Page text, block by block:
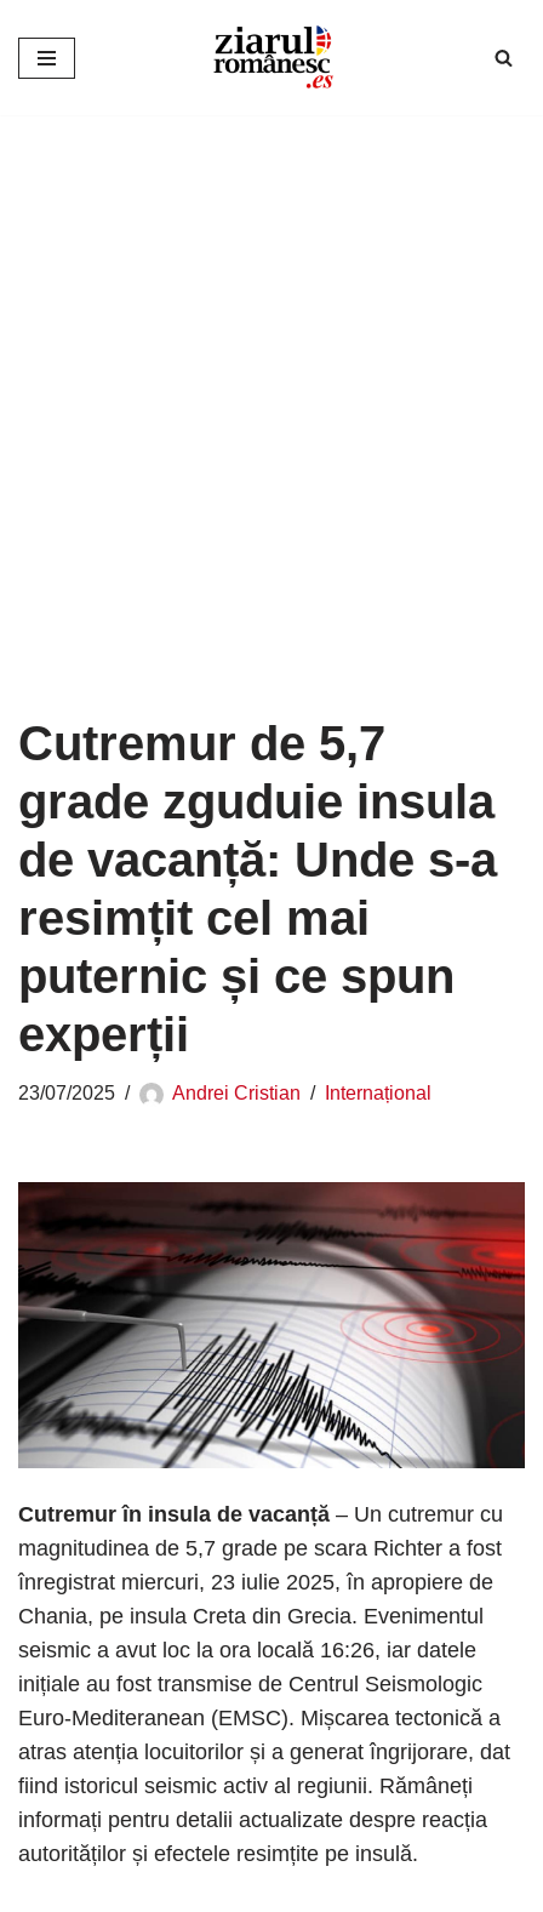
Sari
Cutremur de 5,7
grade zguduie insula
de vacanță: Unde s-a
resimțit cel mai
puternic și ce spun
experții
23/07/2025 Andrei Cristian Internațional
Cutremur în insula de vacanță – Un cutremur cu
magnitudinea de 5,7 grade pe scara Richter a fost
înregistrat miercuri, 23 iulie 2025, în apropiere de
Chania, pe insula Creta din Grecia. Evenimentul
seismic a avut loc la ora locală 16:26, iar datele
inițiale au fost transmise de Centrul Seismologic
Euro-Mediteranean (EMSC). Mișcarea tectonică a
atras atenția locuitorilor și a generat îngrijorare, dat
fiind istoricul seismic activ al regiunii. Rămâneți
informați pentru detalii actualizate despre reacția
autorităților și efectele resimțite pe insulă.